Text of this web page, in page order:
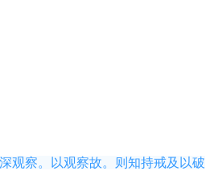
观察。以观察故。则知持戒及以破